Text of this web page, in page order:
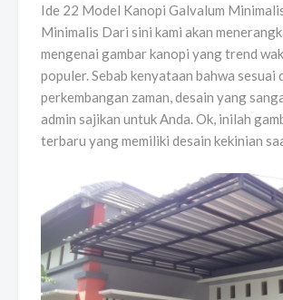
Ide 22 Model Kanopi Galvalum
Minimalis Dari sini kami akan
mengenai gambar kanopi yang trend
populer. Sebab kenyataan bahwa sesuai
perkembangan zaman, desain yang
admin sajikan untuk Anda. Ok, inilah
terbaru yang memiliki desain kekinian